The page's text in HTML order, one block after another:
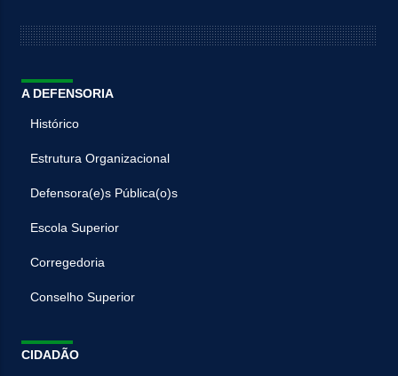
A DEFENSORIA
Histórico
Estrutura Organizacional
Defensora(e)s Pública(o)s
Escola Superior
Corregedoria
Conselho Superior
CIDADÃO